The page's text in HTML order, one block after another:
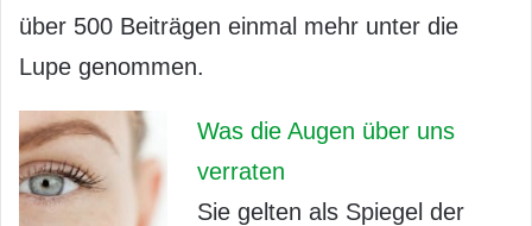
über 500 Beiträgen einmal mehr unter die
Lupe genommen.
Was die Augen über uns
verraten
Sie gelten als Spiegel der